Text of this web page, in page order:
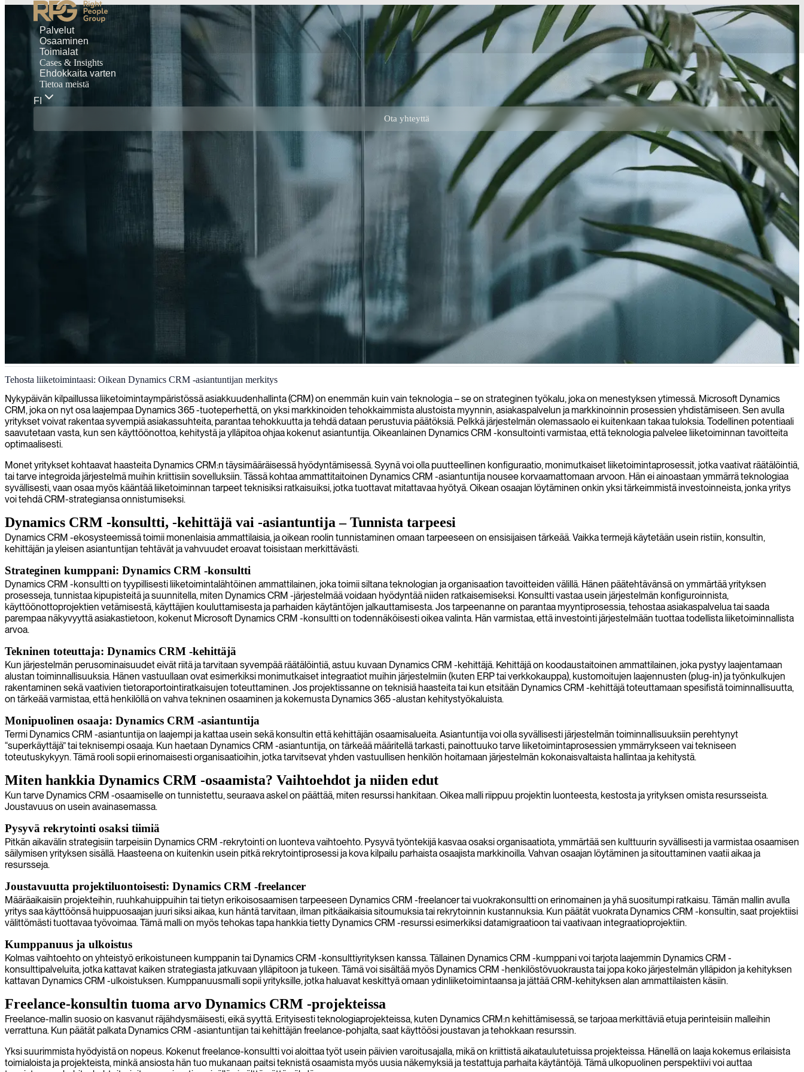
Palvelut
Osaaminen
Toimialat
Cases & Insights
Ehdokkaita varten
Tietoa meistä
FI
Ota yhteyttä
Dynamics CRM -kehitys ja räätälöinti
Yhdistämme sinut taitavien Dynamics CRM -kehittäjien kanssa, jotka voivat optimoida asiakassuhteiden hallintaprosessejasi, toteuttaa räätälöityjä ratkaisuja ja varmistaa, että yrityksesi saa maksimaalisen hyödyn
Dynamics 365 -alustasta.
Tehosta liiketoimintaasi: Oikean Dynamics CRM -asiantuntijan merkitys
Nykypäivän kilpaillussa liiketoimintaympäristössä asiakkuudenhallinta (CRM) on enemmän kuin vain teknologia – se on strateginen työkalu, joka on menestyksen ytimessä. Microsoft Dynamics
CRM, joka on nyt osa laajempaa Dynamics 365 -tuoteperhettä, on yksi markkinoiden tehokkaimmista alustoista myynnin, asiakaspalvelun ja markkinoinnin prosessien yhdistämiseen. Sen avulla
yritykset voivat rakentaa syvempiä asiakassuhteita, parantaa tehokkuutta ja tehdä dataan perustuvia päätöksiä. Pelkkä järjestelmän olemassaolo ei kuitenkaan takaa tuloksia. Todellinen potentiaali
saavutetaan vasta, kun sen käyttöönottoa, kehitystä ja ylläpitoa ohjaa kokenut asiantuntija. Oikeanlainen Dynamics CRM -konsultointi varmistaa, että teknologia palvelee liiketoiminnan tavoitteita
optimaalisesti.
Monet yritykset kohtaavat haasteita Dynamics CRM:n täysimääräisessä hyödyntämisessä. Syynä voi olla puutteellinen konfiguraatio, monimutkaiset liiketoimintaprosessit, jotka vaativat räätälöintiä,
tai tarve integroida järjestelmä muihin kriittisiin sovelluksiin. Tässä kohtaa ammattitaitoinen Dynamics CRM -asiantuntija nousee korvaamattomaan arvoon. Hän ei ainoastaan ymmärrä teknologiaa
syvällisesti, vaan osaa myös kääntää liiketoiminnan tarpeet teknisiksi ratkaisuiksi, jotka tuottavat mitattavaa hyötyä. Oikean osaajan löytäminen onkin yksi tärkeimmistä investoinneista, jonka yritys
voi tehdä CRM-strategiansa onnistumiseksi.
Dynamics CRM -konsultti, -kehittäjä vai -asiantuntija – Tunnista tarpeesi
Dynamics CRM -ekosysteemissä toimii monenlaisia ammattilaisia, ja oikean roolin tunnistaminen omaan tarpeeseen on ensisijaisen tärkeää. Vaikka termejä käytetään usein ristiin, konsultin,
kehittäjän ja yleisen asiantuntijan tehtävät ja vahvuudet eroavat toisistaan merkittävästi.
Strateginen kumppani: Dynamics CRM -konsultti
Dynamics CRM -konsultti on tyypillisesti liiketoimintalähtöinen ammattilainen, joka toimii siltana teknologian ja organisaation tavoitteiden välillä. Hänen päätehtävänsä on ymmärtää yrityksen
prosesseja, tunnistaa kipupisteitä ja suunnitella, miten Dynamics CRM -järjestelmää voidaan hyödyntää niiden ratkaisemiseksi. Konsultti vastaa usein järjestelmän konfiguroinnista,
käyttöönottoprojektien vetämisestä, käyttäjien kouluttamisesta ja parhaiden käytäntöjen jalkauttamisesta. Jos tarpeenanne on parantaa myyntiprosessia, tehostaa asiakaspalvelua tai saada
parempaa näkyvyyttä asiakastietoon, kokenut Microsoft Dynamics CRM -konsultti on todennäköisesti oikea valinta. Hän varmistaa, että investointi järjestelmään tuottaa todellista liiketoiminnallista
arvoa.
Tekninen toteuttaja: Dynamics CRM -kehittäjä
Kun järjestelmän perusominaisuudet eivät riitä ja tarvitaan syvempää räätälöintiä, astuu kuvaan Dynamics CRM -kehittäjä. Kehittäjä on koodaustaitoinen ammattilainen, joka pystyy laajentamaan
alustan toiminnallisuuksia. Hänen vastuullaan ovat esimerkiksi monimutkaiset integraatiot muihin järjestelmiin (kuten ERP tai verkkokauppa), kustomoitujen laajennusten (plug-in) ja työnkulkujen
rakentaminen sekä vaativien tietoraportointiratkaisujen toteuttaminen. Jos projektissanne on teknisiä haasteita tai kun etsitään Dynamics CRM -kehittäjä toteuttamaan spesifistä toiminnallisuutta,
on tärkeää varmistaa, että henkilöllä on vahva tekninen osaaminen ja kokemusta Dynamics 365 -alustan kehitystyökaluista.
Monipuolinen osaaja: Dynamics CRM -asiantuntija
Termi Dynamics CRM -asiantuntija on laajempi ja kattaa usein sekä konsultin että kehittäjän osaamisalueita. Asiantuntija voi olla syvällisesti järjestelmän toiminnallisuuksiin perehtynyt
“superkäyttäjä” tai teknisempi osaaja. Kun haetaan Dynamics CRM -asiantuntija, on tärkeää määritellä tarkasti, painottuuko tarve liiketoimintaprosessien ymmärrykseen vai tekniseen
toteutuskykyyn. Tämä rooli sopii erinomaisesti organisaatioihin, jotka tarvitsevat yhden vastuullisen henkilön hoitamaan järjestelmän kokonaisvaltaista hallintaa ja kehitystä.
Miten hankkia Dynamics CRM -osaamista? Vaihtoehdot ja niiden edut
Kun tarve Dynamics CRM -osaamiselle on tunnistettu, seuraava askel on päättää, miten resurssi hankitaan. Oikea malli riippuu projektin luonteesta, kestosta ja yrityksen omista resursseista.
Joustavuus on usein avainasemassa.
Pysyvä rekrytointi osaksi tiimiä
Pitkän aikavälin strategisiin tarpeisiin Dynamics CRM -rekrytointi on luonteva vaihtoehto. Pysyvä työntekijä kasvaa osaksi organisaatiota, ymmärtää sen kulttuurin syvällisesti ja varmistaa osaamisen
säilymisen yrityksen sisällä. Haasteena on kuitenkin usein pitkä rekrytointiprosessi ja kova kilpailu parhaista osaajista markkinoilla. Vahvan osaajan löytäminen ja sitouttaminen vaatii aikaa ja
resursseja.
Joustavuutta projektiluontoisesti: Dynamics CRM -freelancer
Määräaikaisiin projekteihin, ruuhkahuippuihin tai tietyn erikoisosaamisen tarpeeseen Dynamics CRM -freelancer tai vuokrakonsultti on erinomainen ja yhä suositumpi ratkaisu. Tämän mallin avulla
yritys saa käyttöönsä huippuosaajan juuri siksi aikaa, kun häntä tarvitaan, ilman pitkäaikaisia sitoumuksia tai rekrytoinnin kustannuksia. Kun päätät vuokrata Dynamics CRM -konsultin, saat projektiisi
välittömästi tuottavaa työvoimaa. Tämä malli on myös tehokas tapa hankkia tietty Dynamics CRM -resurssi esimerkiksi datamigraatioon tai vaativaan integraatioprojektiin.
Kumppanuus ja ulkoistus
Kolmas vaihtoehto on yhteistyö erikoistuneen kumppanin tai Dynamics CRM -konsulttiyrityksen kanssa. Tällainen Dynamics CRM -kumppani voi tarjota laajemmin Dynamics CRM -
konsulttipalveluita, jotka kattavat kaiken strategiasta jatkuvaan ylläpitoon ja tukeen. Tämä voi sisältää myös Dynamics CRM -henkilöstövuokrausta tai jopa koko järjestelmän ylläpidon ja kehityksen
kattavan Dynamics CRM -ulkoistuksen. Kumppanuusmalli sopii yrityksille, jotka haluavat keskittyä omaan ydinliiketoimintaansa ja jättää CRM-kehityksen alan ammattilaisten käsiin.
Freelance-konsultin tuoma arvo Dynamics CRM -projekteissa
Freelance-mallin suosio on kasvanut räjähdysmäisesti, eikä syyttä. Erityisesti teknologiaprojekteissa, kuten Dynamics CRM:n kehittämisessä, se tarjoaa merkittäviä etuja perinteisiin malleihin
verrattuna. Kun päätät palkata Dynamics CRM -asiantuntijan tai kehittäjän freelance-pohjalta, saat käyttöösi joustavan ja tehokkaan resurssin.
Yksi suurimmista hyödyistä on nopeus. Kokenut freelance-konsultti voi aloittaa työt usein päivien varoitusajalla, mikä on kriittistä aikataulutetuissa projekteissa. Hänellä on laaja kokemus erilaisista
toimialoista ja projekteista, minkä ansiosta hän tuo mukanaan paitsi teknistä osaamista myös uusia näkemyksiä ja testattuja parhaita käytäntöjä. Tämä ulkopuolinen perspektiivi voi auttaa